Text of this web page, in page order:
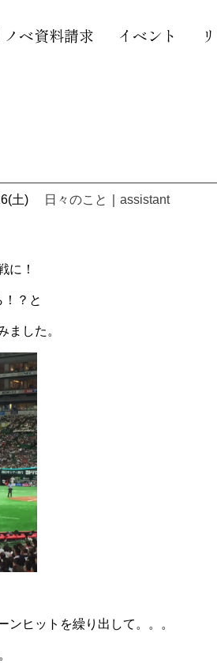
ノベ資料請求 イベント
土) 日々のこと assistant
に！
？と
ました。
ンヒットを繰り出して。。。